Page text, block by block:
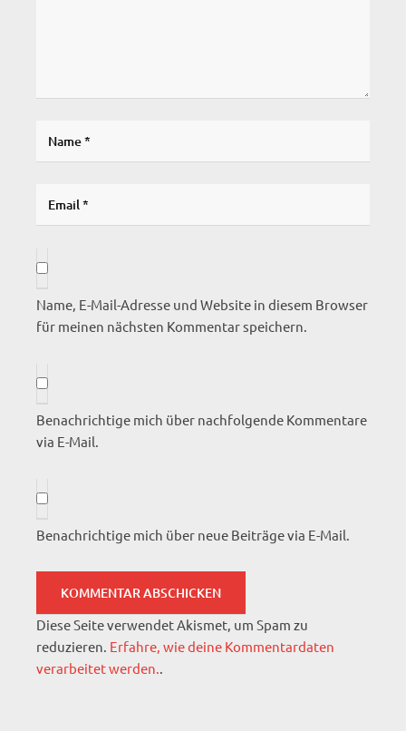
Name, E-Mail-Adresse und Website in diesem Browser
für meinen nächsten Kommentar speichern.
Benachrichtige mich über nachfolgende Kommentare
via E-Mail.
Benachrichtige mich über neue Beiträge via E-Mail.
Diese Seite verwendet Akismet, um Spam zu
reduzieren. Erfahre, wie deine Kommentardaten
verarbeitet werden..